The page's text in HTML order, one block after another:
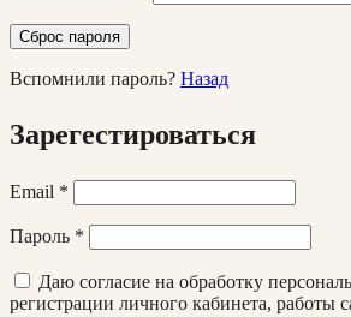
Сброс пароля
Вспомнили пароль? Назад
Зарегестироваться
Email *
Пароль *
Даю согласие на обработку
регистрации личного кабинета, работы